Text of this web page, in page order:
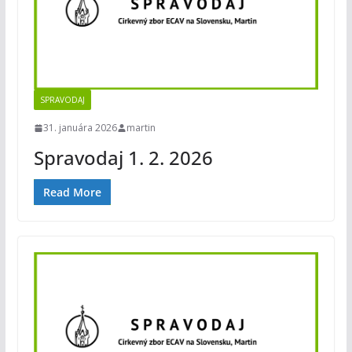
SPRAVODAJ
31. januára 2026 martin
Spravodaj 1. 2. 2026
Read More